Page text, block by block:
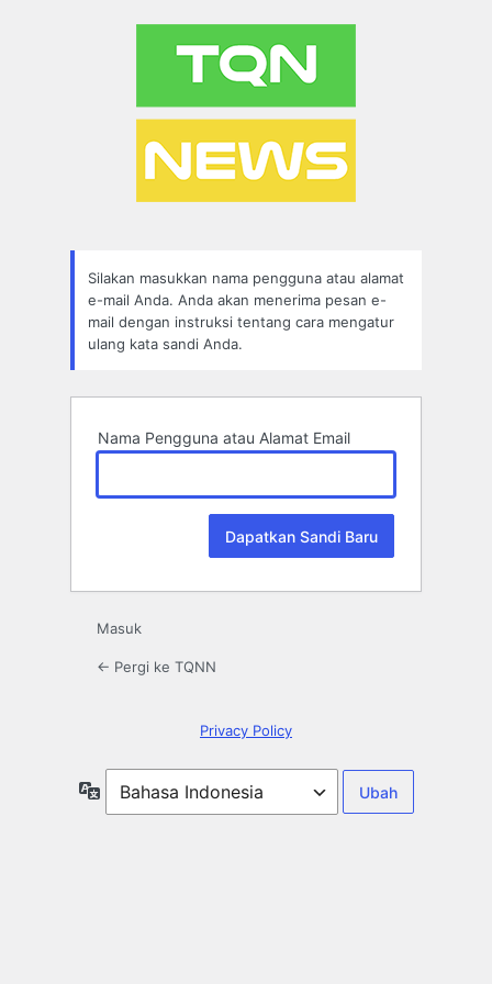
Silakan masukkan nama pengguna atau alamat
e-mail Anda. Anda akan menerima pesan e-
mail dengan instruksi tentang cara mengatur
ulang kata sandi Anda.
Nama Pengguna atau Alamat Email
Masuk
← Pergi ke TQNN
Privacy Policy
Bahasa